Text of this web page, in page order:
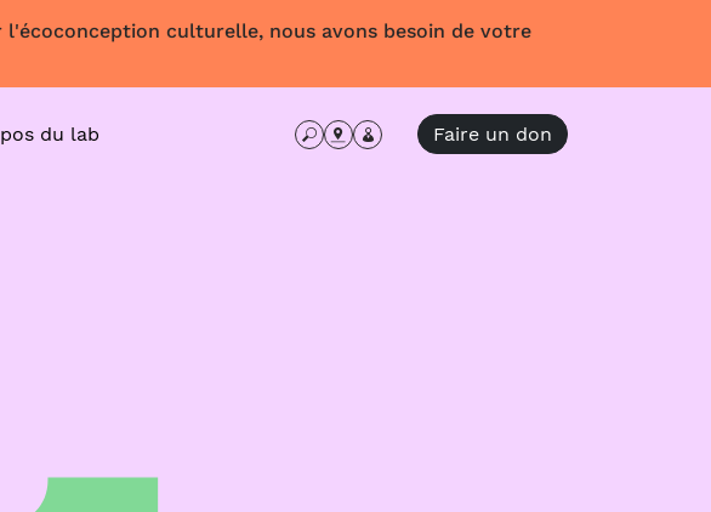
culturelle, nous avons besoin de votre
du lab Faire un don